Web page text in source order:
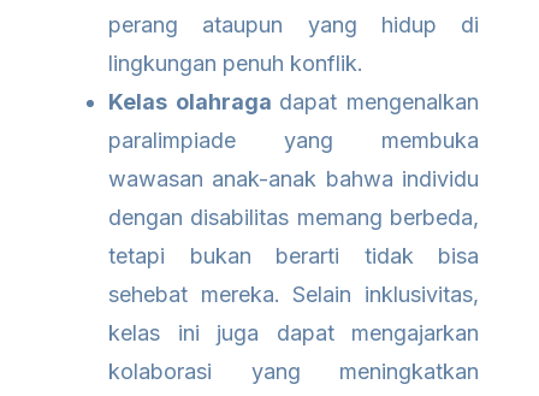
perang ataupun yang hidup di
lingkungan penuh konflik.
Kelas olahraga dapat mengenalkan
paralimpiade yang membuka
wawasan anak-anak bahwa individu
dengan disabilitas memang berbeda,
tetapi bukan berarti tidak bisa
sehebat mereka. Selain inklusivitas,
kelas ini juga dapat mengajarkan
kolaborasi yang meningkatkan